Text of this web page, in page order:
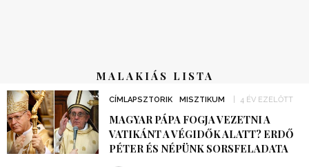
MALAKIÁS LISTA
CÍMLAPSZTORIK MISZTIKUM 4 ÉV EZELŐTT
MAGYAR PÁPA FOGJA VEZETNI A
VATIKÁNT A VÉGIDŐK ALATT? ERDŐ
PÉTER ÉS NÉPÜNK SORSFELADATA